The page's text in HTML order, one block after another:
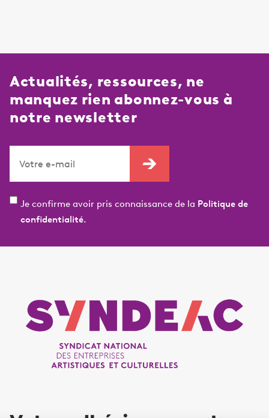
Actualités, ressources, ne
manquez rien abonnez-vous à
notre newsletter
Je confirme avoir pris connaissance de la Politique de
confidentialité.